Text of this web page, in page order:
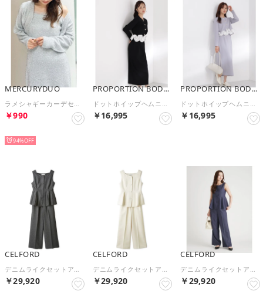
MERCURYDUO
￥990
94%
PROPORTION BODY DRESSING
￥16,995
PROPORTION BODY DRESSING
￥16,995
CELFORD
￥29,920
CELFORD
￥29,920
CELFORD
￥29,920